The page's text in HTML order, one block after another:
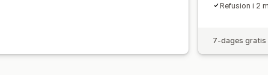
Refusion i 2
7-dages